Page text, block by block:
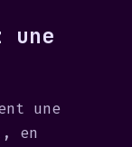
une
une
en